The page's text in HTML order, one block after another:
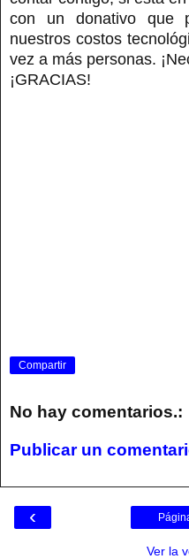
con un donativo que
nuestros costos
vez a más personas.
¡GRACIAS!
Compartir
No hay comentarios.:
Publicar un
‹
Ver la